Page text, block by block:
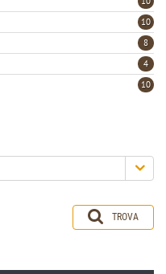
10
8
4
10
TROVA